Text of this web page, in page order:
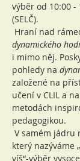
výběr od 10:00 -
(SELČ).
Hraní nad
dynamického
i mimo něj.
pohledy na
založené na
učení v CLIL a
metodách
pedagogikou.
který nazýváme
víš“-výběr